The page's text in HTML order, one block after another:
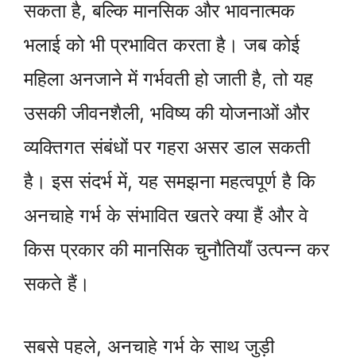
सकता है, बल्कि मानसिक और भावनात्मक
भलाई को भी प्रभावित करता है। जब कोई
महिला अनजाने में गर्भवती हो जाती है, तो यह
उसकी जीवनशैली, भविष्य की योजनाओं और
व्यक्तिगत संबंधों पर गहरा असर डाल सकती
है। इस संदर्भ में, यह समझना महत्वपूर्ण है कि
अनचाहे गर्भ के संभावित खतरे क्या हैं और वे
किस प्रकार की मानसिक चुनौतियाँ उत्पन्न कर
सकते हैं।
सबसे पहले, अनचाहे गर्भ के साथ जुड़ी